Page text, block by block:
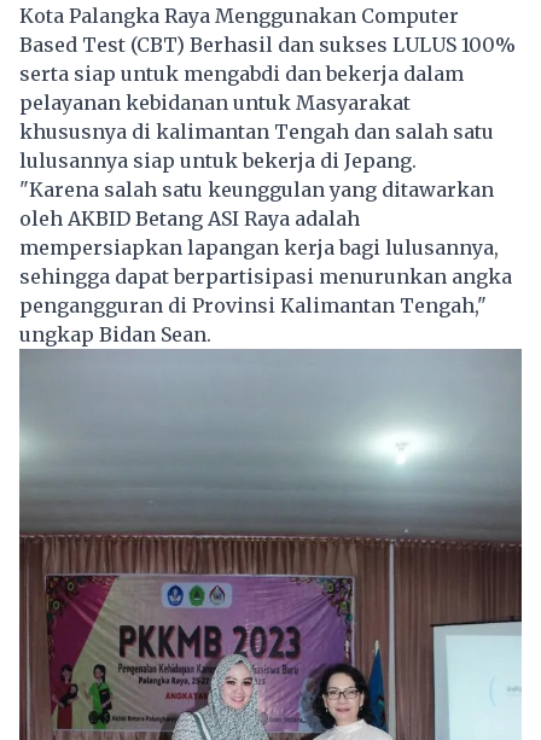
Kota Palangka Raya Menggunakan Computer
Based Test (CBT) Berhasil dan sukses LULUS 100%
serta siap untuk mengabdi dan bekerja dalam
pelayanan kebidanan untuk Masyarakat
khususnya di kalimantan Tengah dan salah satu
lulusannya siap untuk bekerja di Jepang.
"Karena salah satu keunggulan yang ditawarkan
oleh AKBID Betang ASI Raya adalah
mempersiapkan lapangan kerja bagi lulusannya,
sehingga dapat berpartisipasi menurunkan angka
pengangguran di Provinsi Kalimantan Tengah,"
ungkap Bidan Sean.